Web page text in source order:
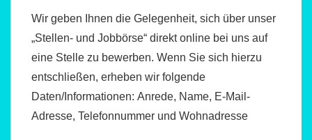
Wir geben Ihnen die Gelegenheit, sich über unser
„Stellen- und Jobbörse“ direkt online bei uns auf
eine Stelle zu bewerben. Wenn Sie sich hierzu
entschließen, erheben wir folgende
Daten/Informationen: Anrede, Name, E-Mail-
Adresse, Telefonnummer und Wohnadresse